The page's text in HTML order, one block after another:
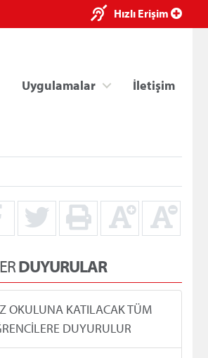
Hızlı Erişim
Uygulamalar İletişim
DUYURULAR
OKULUNA KATILACAK TÜM
DUYURULUR
×